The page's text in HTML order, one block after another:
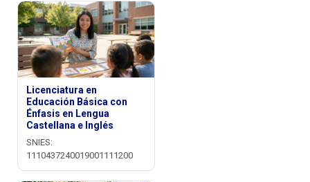
Licenciatura en
Educación Básica con
Énfasis en Lengua
Castellana e Inglés
SNIES:
1110437240019001111200